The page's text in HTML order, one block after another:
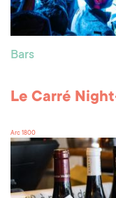
Bars
Le Carré
Arc 1800